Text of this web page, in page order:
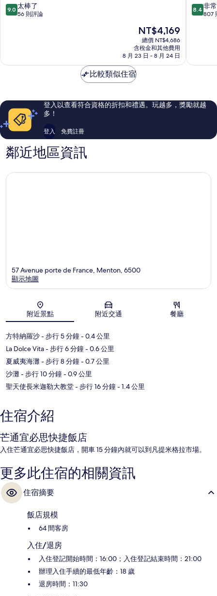
芒
通
9.0
分，
棒
評
論
9.0 太棒了
56 則評論
現
在
價
格
為
NT$4,169
總價 NT$4,686
含稅金和其他費用
8 月 23 日 - 8 月 24 日
貝
斯
店
中
心
8.4
分，
常
評
論
8.4 非
807
比較類似住宿
登入以查看符合資格的折扣和禮遇。玩越多，獎勵就越
多！
登入 免費註冊
鄰近地區資訊
地圖
57 Avenue porte de France, Menton, 6500
顯示地圖
附近景點 附近交通 餐廳
方特納羅沙- 步行 5 分鐘- 0.4 公里
La Dolce Vita- 步行 6 分鐘- 0.6 公里
夏威夷海灘- 步行 8 分鐘- 0.7 公里
沙灘- 步行 10 分鐘- 0.9 公里
聖天使長米迦勒大教堂- 步行 16 分鐘- 1.4 公里
住宿介紹
芒通宜必思快捷飯店
入住芒通宜必思快捷飯店，開車 15 分鐘內就可以到凡提米格拉市場。
更多此住宿的相關資訊
住宿摘要
飯店規模
64 間客房
入住/退房
入住登記開始時間：16:00；入住登記結束時間：21:00
辦理入住手續的最低年齡：18 歲
退房時間：11:30